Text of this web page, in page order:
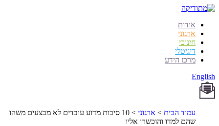
אודות
ארגוני
חינוכי
דיגיטלי
מרכז הידע
English
עמוד הבית > ארגוני >
10 סיבות מדוע עובדים לא מבצעים משהו
שהם למדו והוכשרו אליו